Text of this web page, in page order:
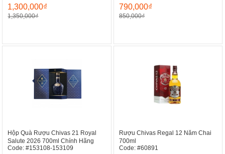
1,300,000₫
1,350,000₫
790,000₫
850,000₫
Hộp Quà Rượu Chivas 21 Royal
Salute 2026 700ml Chính Hãng
Code: #153108-153109
Rượu Chivas Regal 12 Năm Chai
700ml
Code: #60891